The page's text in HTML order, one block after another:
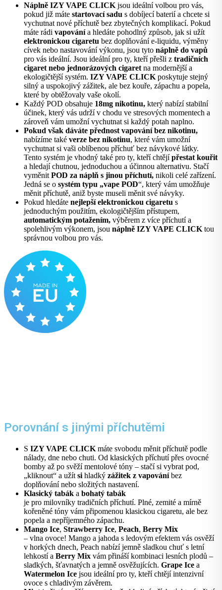
Náplně IZY VAPE CLICK jsou ideální volbou pro vás,
pokud již máte startovací sadu s dobíjecí baterií a chcete si
vychutnat nové příchutě bez zbytečných komplikací. Pokud
máte rádi vapovánía hledáte pohodlný způsob, jak si užít
elektronickou cigaretu bez doplňování e-liquidu, výměny
cívek nebo nastavování výkonu, jsou tyto náplně do vapů
pro vás ideální. Jsou ideální pro ty, kteří přešli z tradičních
cigaret nebo jednorázových cigaret na modernější a
ekologičtější systém. IZY VAPE CLICK poskytuje stejný
silný a uspokojivý zážitek, ale bez kouře, zápachu a popela,
které by obtěžovaly vaše okolí.
Každý POD obsahuje 18mg nikotinu, který nabízí stabilní
účinek, který vás udrží v chodu ve stresových momentech a
zároveň vám umožní vychutnat si každý potah naplno.
Pokud však dáváte přednost vapování bez nikotinu,
nabízíme také verze bez nikotinu, které vám umožní
vychutnat si vaši oblíbenou příchuť bez návykové látky.
Tento systém je vhodný také pro ty, kteří chtějípřestat kouřit
a hledají chutnou, jednoduchou a účinnou alternativu. Stačí
vyměnit POD za náplň s jinou příchutí, nikoli celé zařízení.
Jedná se o systém typu „vape POD“, který vám umožňuje
měnit příchutě, aniž byste museli měnit své návyky.
Pokud hledáte nejlepší elektronickou cigaretu s
jednoduchým použitím, ekologičtějším přístupem,
automatickým potažením, výběrem z více příchutí a
spolehlivým výkonem, jsou náplně IZY VAPE CLICK tou
správnou volbou pro vás.
Porovnání s jinými příchutěmi
S IZY VAPE CLICK máte svobodu měnit příchutě podle
nálady, dne nebo chuti. Od klasických příchutí přes ovocné
bomby až po svěží mentolové tóny – stačí si vybrat pod,
„kliknout“ a užít si hladký zážitek z vapováníbez
doplňování nebo složitých nastavení.
Klasický tabák a bohatý tabák
je pro milovníky tradičních příchutí. Plné, zemité a mírně
kořeněné tóny vám připomenou klasickou cigaretu, ale bez
popela a nepříjemného zápachu.
Mango Ice, Strawberry Ice, Peach, Berry Mix
– vlna ovoce! Mango a jahoda s ledovým efektem vás osvěží
v horkých dnech, Peach nabízí jemně sladkou chuť s letní
lehkostí a Berry Mix vám přináší kombinaci lesních plodů –
sladkých, šťavnatých a jemně osvěžujících. Grape Ice a
Watermelon Ice jsou ideální pro ty, kteří chtějí intenzivní
ovoce s chladivým závěrem.